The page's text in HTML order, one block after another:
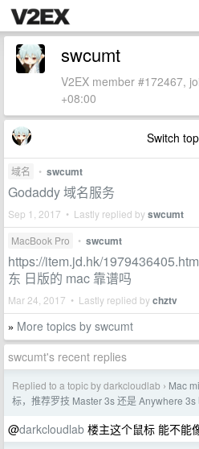
swcumt
V2EX member #172467,
+08:00
Switch
域名 • swcumt
Godaddy 域名服务
Sep 1, 2017 • Lastly replied byswcumt
MacBook Pro • swcumt
https://item.jd.hk/
东 日版的 mac 靠谱吗
Mar 24, 2017 • Lastly replied bychztv
» More topics by swcumt
swcumt's recent replies
Replied to a topic by darkcloudlab › Mac
标，推荐罗技 Master 3s 还是 Anywhere 3s
@darkcloudlab 楼主这个鼠标 能不能